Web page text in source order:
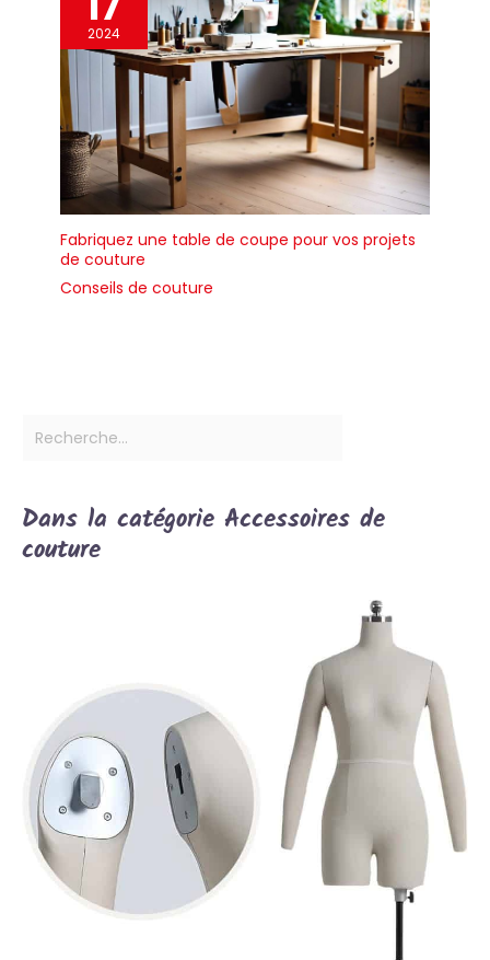
2024
Fabriquez une table de coupe pour vos projets
de couture
Conseils de couture
Dans la catégorie Accessoires de
couture